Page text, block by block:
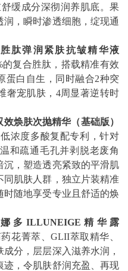
缓成分深彻润养肌底。果
，瞬时渗透细胞，绽现通
肽弹润紧肤抗皱精华液
的复合胜肽，搭载精准有效
蛋白自生，同时融合2种突
奢宠肌肤，4周显著逆转时
效焕肤次抛精华（基础版）
低浓度多酸复配专利，针对
和疏通毛孔并剥脱老废角
沉，塑造透亮紧致的平滑肌
肌肤人群，独立片装精准
随地享受专业且舒适的焕
多 ILLUNEIGE 精华露
药花菁萃、GLII萃取精华、
分，层层深入滋养水润，
，令肌肤舒润充盈、再现